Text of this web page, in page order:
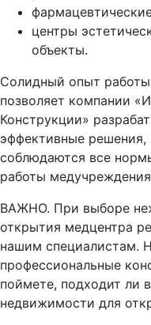
центры
объекты.
Солидный опыт
позволяет компании
Конструкции»
эффективные решения,
соблюдаются все
работы
ВАЖНО. При выборе
открытия медцентра
нашим специалистам.
профессиональные
поймете, подходит ли
недвижимости для